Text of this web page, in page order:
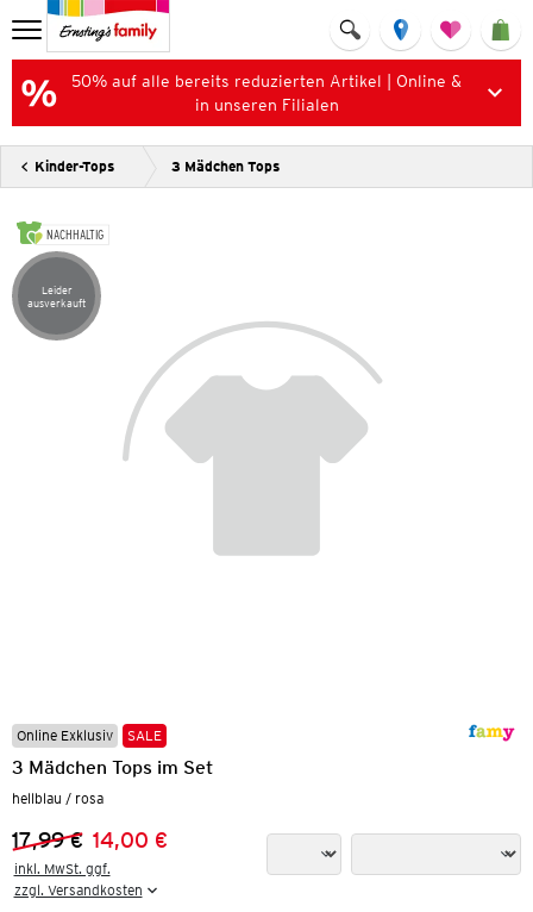
50% auf alle bereits reduzierten Artikel | Online &
in unseren Filialen
Kinder-Tops 3 Mädchen Tops
NACHHALTIG
Artikel leider ausverkauft
Leider
ausverkauft
Online Exklusiv SALE
3 Mädchen Tops im Set
hellblau / rosa
Vorheriger Preis:
17,99 €
Neuer Preis:
14,00 €
inkl. MwSt. ggf.
zzgl. Versandkosten